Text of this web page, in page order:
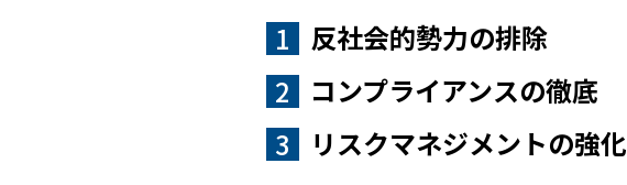
1 反社会的勢力の排除
2
コンプライアンスの徹底
3
リスクマネジメントの強化